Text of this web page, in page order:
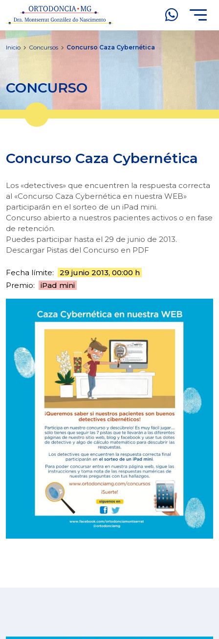
Inicio Concursos Concurso Caza Cybernética
CONCURSO
Concurso Caza Cybernética
Los «detectives» que encuentren la respuesta correcta
al «Concurso Caza Cybernética en nuestra WEB»
participarán en el sorteo de un iPad mini.
Concurso abierto a nuestros pacientes activos o en fase
de retención.
Puedes participar hasta el 29 de junio de 2013.
Descargar Pistas del Concurso en PDF
Fecha límite:
29 junio 2013, 00:00 h
Premio:
iPad mini